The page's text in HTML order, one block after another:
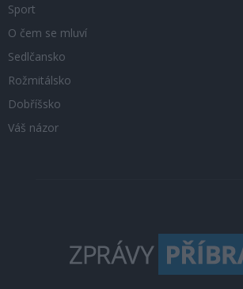
Sport
O čem se mluví
Sedlčansko
Rožmitálsko
Dobříšsko
Váš názor